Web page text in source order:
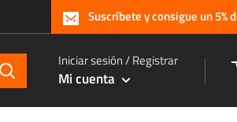
Suscríbete y consigue un 5%
Iniciar sesión / Registrar
Mi cuenta